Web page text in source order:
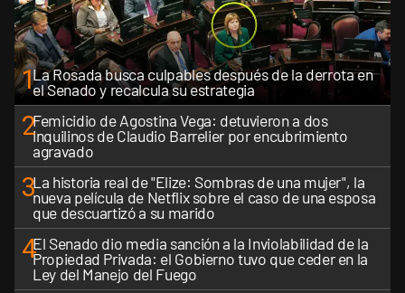
1La Rosada busca culpables después de la derrota en
el Senado y recalcula su estrategia
2Femicidio de Agostina Vega: detuvieron a dos
inquilinos de Claudio Barrelier por encubrimiento
agravado
3La historia real de "Elize: Sombras de una mujer", la
nueva película de Netflix sobre el caso de una esposa
que descuartizó a su marido
4El Senado dio media sanción a la Inviolabilidad de la
Propiedad Privada: el Gobierno tuvo que ceder en la
Ley del Manejo del Fuego